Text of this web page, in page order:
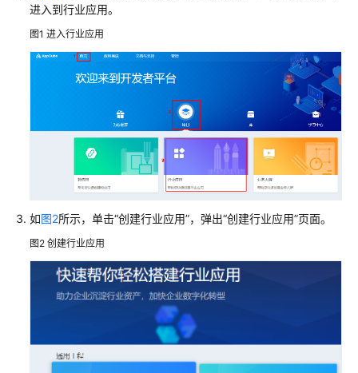
南
参
见
次
开
发
能
排
进入到行业应用。
图1 进入行业应用
如图2所示，单击“创建行业应用”，弹出“创建行业应用”页面。
图2 创建行业应用